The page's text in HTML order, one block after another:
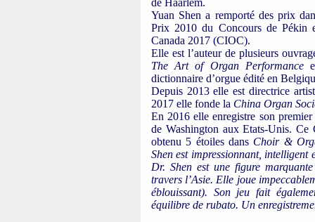
de Haarlem.
Yuan Shen a remporté des prix
Prix 2010 du Concours de Pékin
Canada 2017 (CIOC).
Elle est l’auteur de plusieurs
The Art of Organ Performance
dictionnaire d’orgue édité en
Depuis 2013 elle est directrice
2017 elle fonde la China Organ
En 2016 elle enregistre son
de Washington aux Etats-Unis. Ce
obtenu 5 étoiles dans Choir &
Shen est impressionnant,
Dr. Shen est une figure
travers l’Asie. Elle joue
éblouissant). Son jeu fait
équilibre de rubato. Un